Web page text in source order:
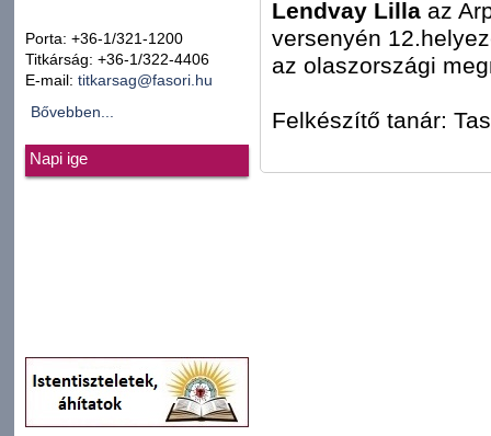
Porta: +36-1/321-1200
Titkárság: +36-1/322-4406
E-mail: titkarsag@fasori.hu
Bővebben...
Napi ige
Lendvay Lilla az
versenyén
az olaszországi
Felkészítő tanár: